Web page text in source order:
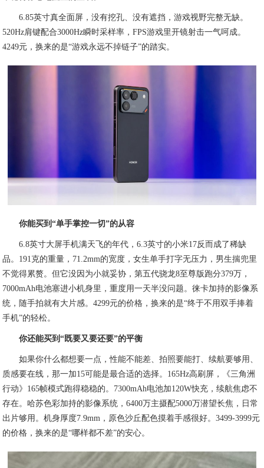
6.85英寸真全面屏，没有挖孔、没有遮挡，游戏视野完整无缺。
520Hz肩键配合3000Hz瞬时采样率，FPS游戏里开镜射击一气呵成。
4249元，换来的是“游戏永远不掉链子”的踏实。
你能买到“单手掌控一切”的从容
6.8英寸大屏手机满天飞的年代，6.3英寸的小米17反而成了稀缺
品。191克的重量，71.2mm的宽度，女生单手打字无压力，男生揣兜里
不觉得累赘。但它没因为小就妥协，第五代骁龙8至尊版跑分379万，
7000mAh电池塞进小机身里，重度用一天半没问题。徕卡加持的影像系
统，随手拍就有大片感。4299元的价格，换来的是“终于不用双手捧着
手机”的轻松。
你还能买到“既要又要还要”的平衡
如果你什么都想要一点，性能不能差、拍照要能打、续航要够用、
质感要在线，那一加15可能是最合适的选择。165Hz高刷屏，《三角洲
行动》165帧模式跑得稳稳的。7300mAh电池加120W快充，续航焦虑不
存在。哈苏色彩加持的影像系统，6400万主摄配5000万潜望长焦，日常
出片够用。机身厚度7.9mm，原色沙丘配色摸着手感很好。3499-3999元
的价格，换来的是“哪样都不差”的安心。